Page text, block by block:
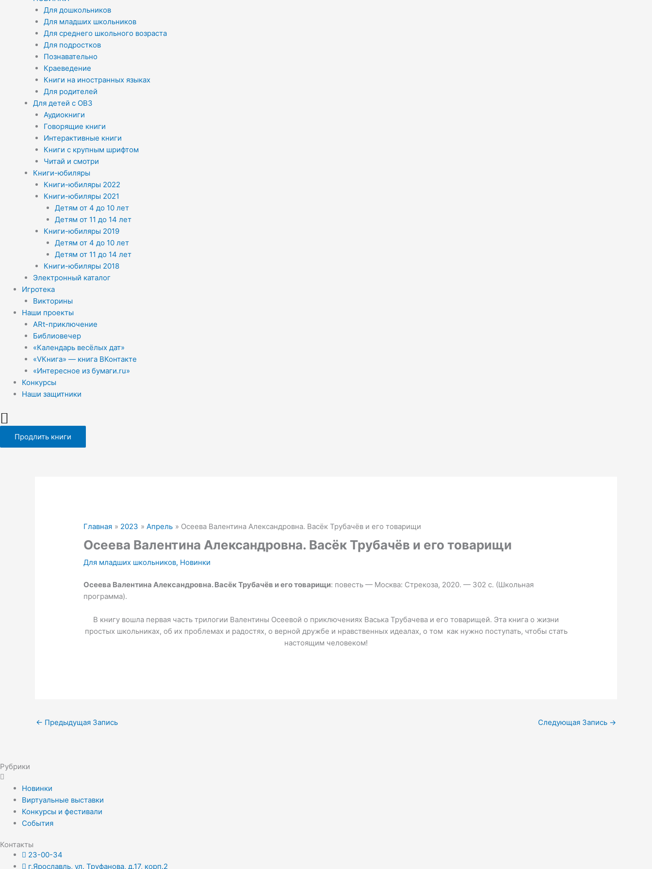
Для дошкольников
Для младших школьников
Для среднего школьного возраста
Для подростков
Познавательно
Краеведение
Книги на иностранных языках
Для родителей
Для детей с ОВЗ
Аудиокниги
Говорящие книги
Интерактивные книги
Книги с крупным шрифтом
Читай и смотри
Книги-юбиляры
Книги-юбиляры 2022
Книги-юбиляры 2021
Детям от 4 до 10 лет
Детям от 11 до 14 лет
Книги-юбиляры 2019
Детям от 4 до 10 лет
Детям от 11 до 14 лет
Книги-юбиляры 2018
Электронный каталог
Игротека
Викторины
Наши проекты
ARt-приключение
Библиовечер
«Календарь весёлых дат»
«VКнига» — книга ВКонтакте
«Интересное из бумаги.ru»
Конкурсы
Наши защитники
Продлить книги
Главная 2023 Апрель Осеева Валентина Александровна. Васёк Трубачёв и его товарищи
Осеева Валентина Александровна. Васёк Трубачёв и его товарищи
Для младших школьников, Новинки
Осеева Валентина Александровна.Васёк Трубачёв и его товарищи: повесть — Москва: Стрекоза, 2020. — 302 с. (Школьная
программа).
В книгу вошла первая часть трилогии Валентины Осеевой о приключениях Васька Трубачева и его товарищей. Эта книга о жизни
простых школьниках, об их проблемах и радостях, о верной дружбе и нравственных идеалах, о том как нужно поступать, чтобы стать
настоящим человеком!
← Предыдущая Запись Следующая Запись →
Рубрики
Новинки
Виртуальные выставки
Конкурсы и фестивали
События
Контакты
23-00-34
г.Ярославль, ул. Труфанова, д.17, корп.2